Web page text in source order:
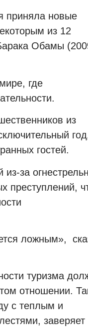
приняла новые
из 12
Обамы
где
из
гостей.
за
преступлений,
ложным»,
туризма
отношении.
с теплым и
заверяет